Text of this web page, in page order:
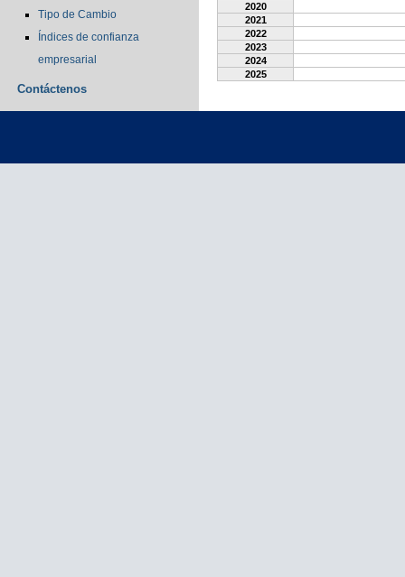
Tipo de Cambio
Índices de confianza
empresarial
Contáctenos
2020
2021
2022
2023
2024
2025